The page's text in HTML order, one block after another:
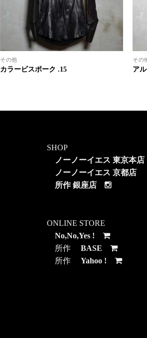
その他
カラービスポーク .15
その
ア
SHOP
ノーノーイエス 東京本店
ノーノーイエス 京都店
所作 銀座店
ONLINE STORE
No,No,Yes !
所作 BASE
所作 Yahoo !